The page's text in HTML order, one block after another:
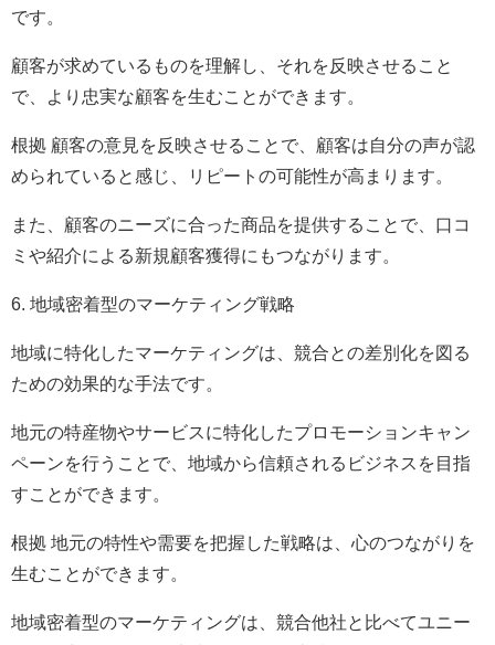
です。
顧客が求めているものを理解し、それを反映させること
で、より忠実な顧客を生むことができます。
根拠 顧客の意見を反映させることで、顧客は自分の声が認
められていると感じ、リピートの可能性が高まります。
また、顧客のニーズに合った商品を提供することで、口コ
ミや紹介による新規顧客獲得にもつながります。
6. 地域密着型のマーケティング戦略
地域に特化したマーケティングは、競合との差別化を図る
ための効果的な手法です。
地元の特産物やサービスに特化したプロモーションキャン
ペーンを行うことで、地域から信頼されるビジネスを目指
すことができます。
根拠 地元の特性や需要を把握した戦略は、心のつながりを
生むことができます。
地域密着型のマーケティングは、競合他社と比べてユニー